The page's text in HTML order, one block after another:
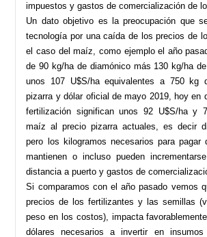
impuestos y gastos de comercialización de
Un dato objetivo es la preocupación que
tecnología por una caída de los precios de
el caso del maíz, como ejemplo el año
de 90 kg/ha de diamónico más 130 kg/ha
unos 107 U$S/ha equivalentes a 750 kg
pizarra y dólar oficial de mayo 2019, hoy en
fertilización significan unos 92 U$S/ha y
maíz al precio pizarra actuales, es decir
pero los kilogramos necesarios para pagar
mantienen o incluso pueden
distancia a puerto y gastos de
Si comparamos con el año pasado vemos
precios de los fertilizantes y las semillas
peso en los costos), impacta
dólares necesarios a invertir en